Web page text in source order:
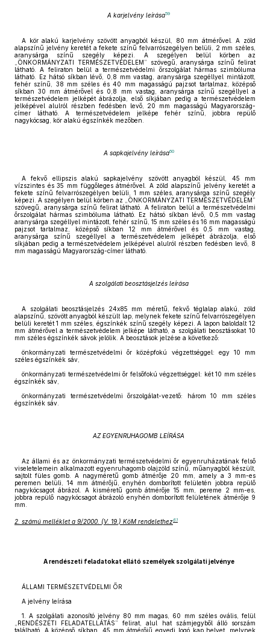
A karjelvény leírása59
A kör alakú karjelvény szövött anyagból készül, 80 mm átmérővel. A zöld
alapszínű jelvény keretét a fekete színű felvarrószegélyen belüli, 2 mm széles,
aranysárga színű szegély képezi. A szegélyen belül körben az
„ÖNKORMÁNYZATI TERMÉSZETVÉDELEM” szövegű, aranysárga színű felirat
látható. A feliraton belül a természetvédelmi őrszolgálat hármas szimbóluma
látható. Ez hátsó síkban lévő, 0,8 mm vastag, aranysárga szegéllyel mintázott,
fehér színű, 38 mm széles és 40 mm magasságú pajzsot tartalmaz, középső
síkban 30 mm átmérővel és 0,8 mm vastag, aranysárga színű szegéllyel a
természetvédelem jelképét ábrázolja, első síkjában pedig a természetvédelem
jelképével alulról részben fedésben levő, 20 mm magasságú Magyarország-
címer látható. A természetvédelem jelképe fehér színű, jobbra repülő
nagykócsag, kör alakú égszínkék mezőben.
A sapkajelvény leírása60
A fekvő ellipszis alakú sapkajelvény szövött anyagból készül, 45 mm
vízszintes és 35 mm függőleges átmérővel. A zöld alapszínű jelvény keretét a
fekete színű felvarrószegélyen belüli, 1 mm széles, aranysárga színű szegély
képezi. A szegélyen belül körben az „ÖNKORMÁNYZATI TERMÉSZETVÉDELEM”
szövegű, aranysárga színű felirat látható. A feliraton belül a természetvédelmi
őrszolgálat hármas szimbóluma látható. Ez hátsó síkban lévő, 0,5 mm vastag
aranysárga szegéllyel mintázott, fehér színű, 15 mm széles és 16 mm magasságú
pajzsot tartalmaz, középső síkban 12 mm átmérővel és 0,5 mm vastag,
aranysárga színű szegéllyel a természetvédelem jelképét ábrázolja, első
síkjában pedig a természetvédelem jelképével alulról részben fedésben levő, 8
mm magasságú Magyarország-címer látható.
A szolgálati beosztásjelzés leírása
A szolgálati beosztásjelzés 24x85 mm méretű, fekvő téglalap alakú, zöld
alapszínű, szövött anyagból készült lap, melynek fekete színű felvarrószegélyen
belüli keretét 1 mm széles, égszínkék színű szegély képezi. A lapon baloldalt 12
mm átmérővel a természetvédelem jelképe látható, a szolgálati beosztásokat 10
mm széles égszínkék sávok jelölik. A beosztások jelzése a következő:
önkormányzati természetvédelmi őr középfokú végzettséggel: egy 10 mm
széles égszínkék sáv,
önkormányzati természetvédelmi őr felsőfokú végzettséggel: két 10 mm széles
égszínkék sáv,
önkormányzati természetvédelmi őrszolgálat-vezető: három 10 mm széles
égszínkék sáv.
AZ EGYENRUHAGOMB LEÍRÁSA
Az állami és az önkormányzati természetvédelmi őr egyenruházatának felső
viseletelemein alkalmazott egyenruhagomb olajzöld színű, műanyagból készült,
sajtolt füles gomb. A nagyméretű gomb átmérője 20 mm, amely a 3 mm-es
peremen belüli, 14 mm átmérőjű, enyhén domborított felületén jobbra repülő
nagykócsagot ábrázol. A kisméretű gomb átmérője 15 mm, pereme 2 mm-es,
jobbra repülő nagykócsagot ábrázoló enyhén domborított felületének átmérője 9
mm.
2. számú melléklet a 9/2000. (V. 19.) KöM rendelethez61
A rendészeti feladatokat ellátó személyek szolgálati jelvénye
ÁLLAMI TERMÉSZETVÉDELMI ŐR
A jelvény leírása
1. A szolgálati azonosító jelvény 80 mm magas, 60 mm széles ovális, felül
„RENDÉSZETI FELADATELLÁTÁS” felirat, alul hat számjegyből álló sorszám
található. A középső síkban, 45 mm átmérőjű egyedi logó kap helyet, melynek